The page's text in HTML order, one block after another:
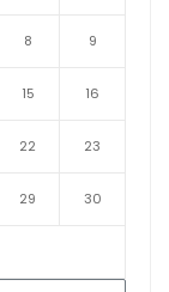
8 9
15 16
22 23
29 30